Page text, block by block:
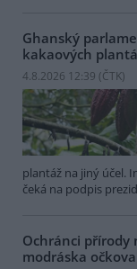
Ghanský
kakaových
4.8.2026 12:39 (ČTK)
plantáž na jiný účel.
čeká na podpis
Ochránci přírody
modráska